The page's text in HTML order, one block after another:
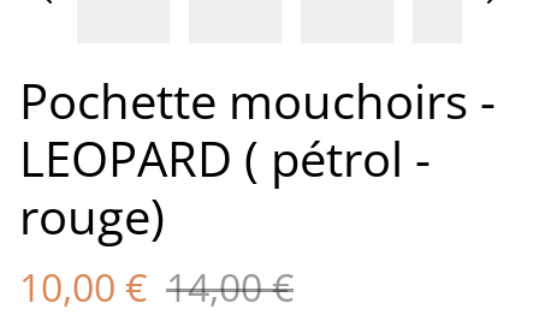
Pochette mouchoirs -
LEOPARD ( pétrol -
rouge)
10,00 € 14,00 €